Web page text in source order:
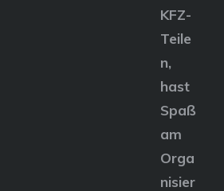
KFZ-
Teile
n,
hast
Spaß
am
Orga
nisier